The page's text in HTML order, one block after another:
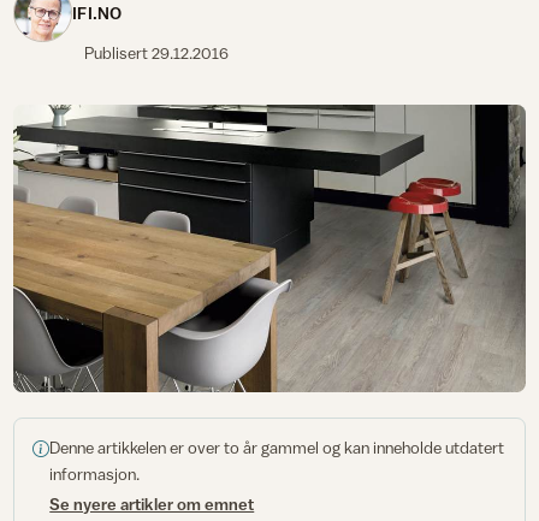
IFI.NO
Publisert29.12.2016
Denne artikkelen er over to år gammel og kan inneholde utdatert
informasjon.
Se nyere artikler om emnet